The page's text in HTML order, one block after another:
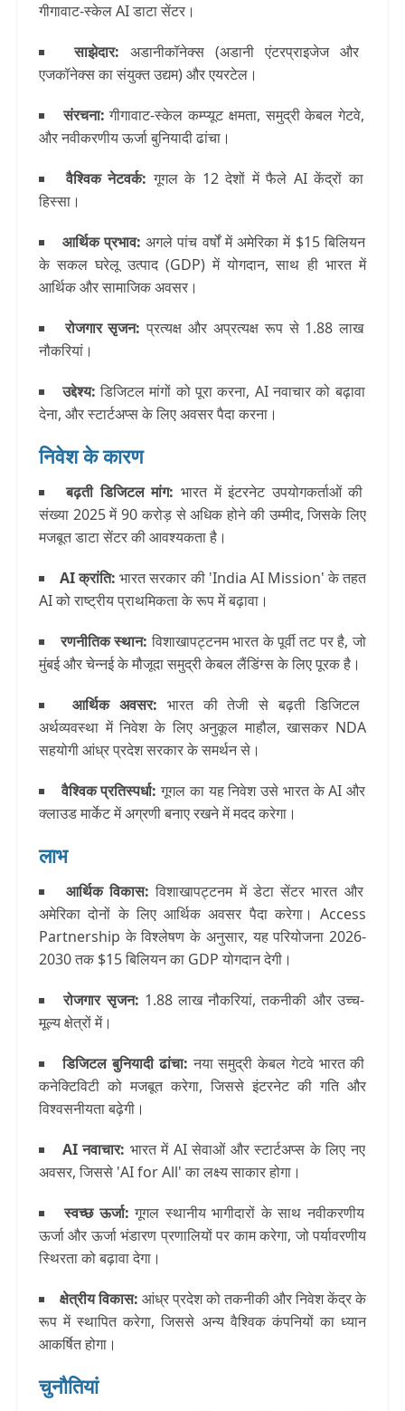
गीगावाट-स्केल AI डाटा सेंटर।
साझेदार: अडानीकॉनेक्स (अडानी एंटरप्राइजेज और
एजकॉनेक्स का संयुक्त उद्यम) और एयरटेल।
संरचना:गीगावाट-स्केल कम्प्यूट क्षमता, समुद्री केबल गेटवे,
और नवीकरणीय ऊर्जा बुनियादी ढांचा।
वैश्विक नेटवर्क: गूगल के 12 देशों में फैले AI केंद्रों का
हिस्सा।
आर्थिक प्रभाव: अगले पांच वर्षों में अमेरिका में $15 बिलियन
के सकल घरेलू उत्पाद (GDP) में योगदान, साथ ही भारत में
आर्थिक और सामाजिक अवसर।
रोजगार सृजन: प्रत्यक्ष और अप्रत्यक्ष रूप से 1.88 लाख
नौकरियां।
उद्देश्य:डिजिटल मांगों को पूरा करना, AI नवाचार को बढ़ावा
देना, और स्टार्टअप्स के लिए अवसर पैदा करना।
निवेश के कारण
बढ़ती डिजिटल मांग:भारत में इंटरनेट उपयोगकर्ताओं की
संख्या 2025 में 90 करोड़ से अधिक होने की उम्मीद, जिसके लिए
मजबूत डाटा सेंटर की आवश्यकता है।
AI क्रांति:भारत सरकार की 'India AI Mission' के तहत
AI को राष्ट्रीय प्राथमिकता के रूप में बढ़ावा।
रणनीतिक स्थान: विशाखापट्टनम भारत के पूर्वी तट पर है, जो
मुंबई और चेन्नई के मौजूदा समुद्री केबल लैंडिंग्स के लिए पूरक है।
आर्थिक अवसर: भारत की तेजी से बढ़ती डिजिटल
अर्थव्यवस्था में निवेश के लिए अनुकूल माहौल, खासकर NDA
सहयोगी आंध्र प्रदेश सरकार के समर्थन से।
वैश्विक प्रतिस्पर्धा:गूगल का यह निवेश उसे भारत के AI और
क्लाउड मार्केट में अग्रणी बनाए रखने में मदद करेगा।
लाभ
आर्थिक विकास: विशाखापट्टनम में डेटा सेंटर भारत और
अमेरिका दोनों के लिए आर्थिक अवसर पैदा करेगा। Access
Partnership के विश्लेषण के अनुसार, यह परियोजना 2026-
2030 तक $15 बिलियन का GDP योगदान देगी।
रोजगार सृजन: 1.88 लाख नौकरियां, तकनीकी और उच्च-
मूल्य क्षेत्रों में।
डिजिटल बुनियादी ढांचा: नया समुद्री केबल गेटवे भारत की
कनेक्टिविटी को मजबूत करेगा, जिससे इंटरनेट की गति और
विश्वसनीयता बढ़ेगी।
AI नवाचार: भारत में AI सेवाओं और स्टार्टअप्स के लिए नए
अवसर, जिससे 'AI for All' का लक्ष्य साकार होगा।
स्वच्छ ऊर्जा: गूगल स्थानीय भागीदारों के साथ नवीकरणीय
ऊर्जा और ऊर्जा भंडारण प्रणालियों पर काम करेगा, जो पर्यावरणीय
स्थिरता को बढ़ावा देगा।
क्षेत्रीय विकास: आंध्र प्रदेश को तकनीकी और निवेश केंद्र के
रूप में स्थापित करेगा, जिससे अन्य वैश्विक कंपनियों का ध्यान
आकर्षित होगा।
चुनौतियां